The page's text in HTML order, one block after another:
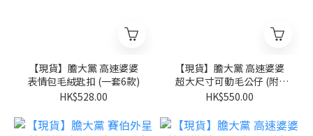
【現貨】膽大黨 高速婆婆
表情包毛絨匙扣 (一套6款)
HK$528.00
【現貨】膽大黨 高速婆婆
超大尺寸可動毛公仔 (附3
種配件)（55厘米）
HK$550.00